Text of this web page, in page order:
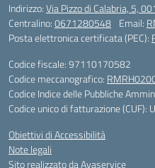
Indirizzo:Via Pizzo di Calabria, 5,
Centralino:0671280548 Email:
Posta elettronica certificata (PEC):
Codice fiscale: 97110170582
Codice meccanografico:
Codice Indice delle Pubbliche
Codice unico di fatturazione (CUF):
Obiettivi di Accessibilità
Note legali
Sito realizzato da Avaservice